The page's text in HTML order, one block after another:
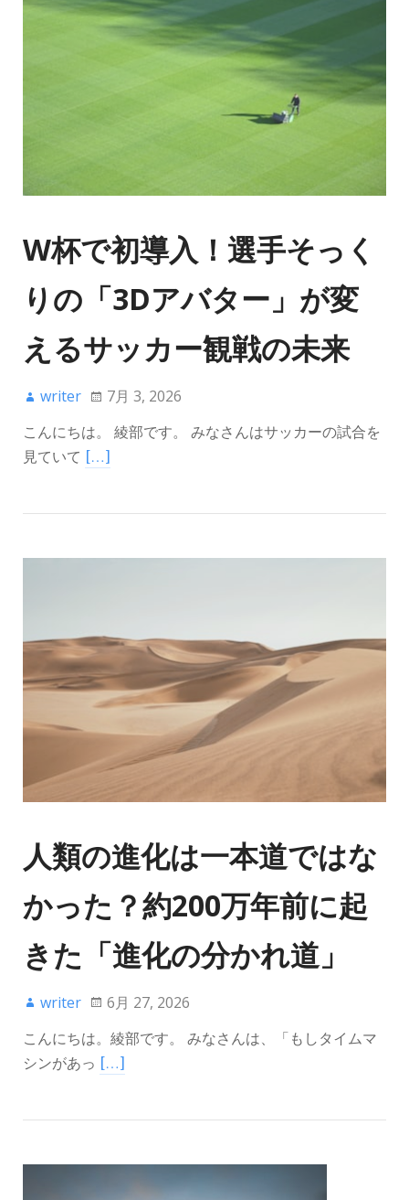
W杯で初導入！選手そっく
りの「3Dアバター」が変
えるサッカー観戦の未来
writer 7月 3, 2026
こんにちは。 綾部です。 みなさんはサッカーの試合を
見ていて […]
人類の進化は一本道ではな
かった？約200万年前に起
きた「進化の分かれ道」
writer 6月 27, 2026
こんにちは。綾部です。 みなさんは、「もしタイムマ
シンがあっ […]